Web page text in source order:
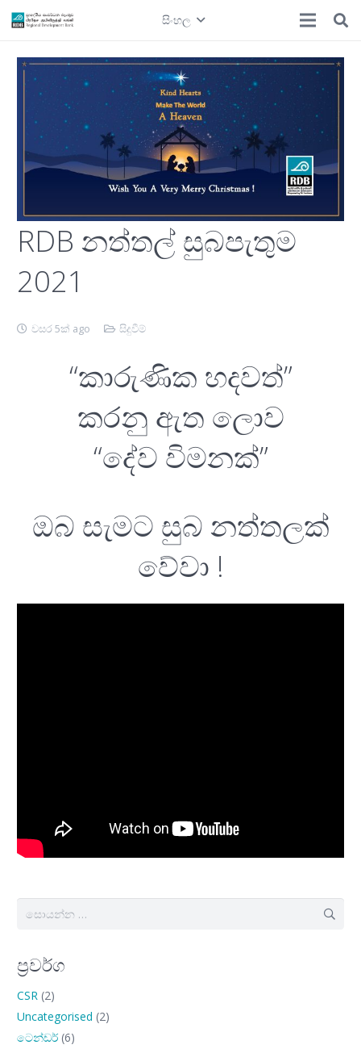
සිංහල
RDB නත්තල් සුබපැතුම
2021
වසර 5ක් ago සිදුවීම්
“කාරුණික හදවත්”
කරනු ඇත ලොව
“දේව විමනක්”
ඔබ සැමට සුබ නත්තලක්
වේවා !
සොයන්න:
ප්‍රවර්ග
CSR (2)
Uncategorised (2)
ටෙන්ඩර් (6)